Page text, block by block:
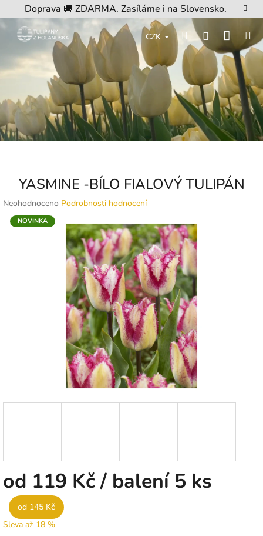
na
obsah
Doprava 🚚 ZDARMA. Zasíláme i na Slovensko.
CZK HledatPřihlášení
košík
YASMINE -BÍLO FIALOVÝ TULIPÁN
Průměrné
hodnocení
produktu
Neohodnoceno Podrobnosti hodnocení
NOVINKA
od 119 Kč/ balení 5 ks
od 145 Kč
Sleva až 18 %